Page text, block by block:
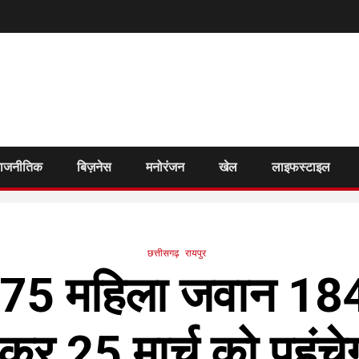
बिज़नेस मनोरंजन खेल लाइफस्टाइल
छत्तीसगढ़ रायपुर
महिला जवान